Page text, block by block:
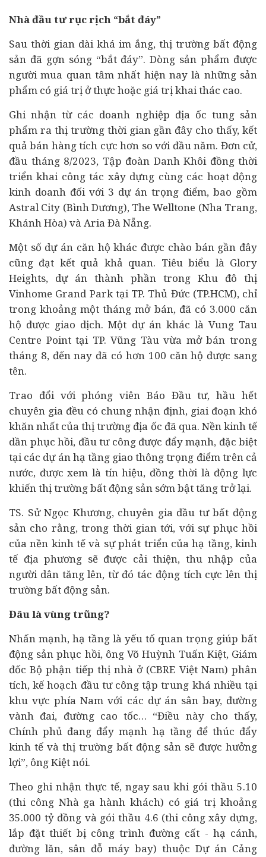
Nhàđầu tưrục rịch “bắt đáy”
Sau thời gian dài khá im ắng, thị trường bất động
sản đã gợn sóng “bắt đáy”. Dòng sản phẩm được
người mua quan tâm nhất hiện nay là những sản
phẩm có giá trị ở thực hoặc giá trị khai thác cao.
Ghi nhận từ các doanh nghiệp địa ốc tung sản
phẩm ra thị trường thời gian gần đây cho thấy, kết
quả bán hàng tích cực hơn so với đầu năm. Đơn cử,
đầu tháng 8/2023, Tập đoàn Danh Khôi đồng thời
triển khai công tác xây dựng cùng các hoạt động
kinh doanh đối với 3 dự án trọng điểm, bao gồm
Astral City (Bình Dương), The Welltone (Nha Trang,
Khánh Hòa) và Aria Đà Nẵng.
Một số dự án căn hộ khác được chào bán gần đây
cũng đạt kết quả khả quan. Tiêu biểu là Glory
Heights, dự án thành phần trong Khu đô thị
Vinhome Grand Park tại TP. Thủ Đức (TP.HCM), chỉ
trong khoảng một tháng mở bán, đã có 3.000 căn
hộ được giao dịch. Một dự án khác là Vung Tau
Centre Point tại TP. Vũng Tàu vừa mở bán trong
tháng 8, đến nay đã có hơn 100 căn hộ được sang
tên.
Trao đổi với phóng viên Báo Đầu tư, hầu hết
chuyên gia đều có chung nhận định, giai đoạn khó
khăn nhất của thị trường địa ốc đã qua. Nềnkinh tế
dần phục hồi, đầu tư công được đẩy mạnh, đặc biệt
tại các dự án hạ tầng giao thông trọng điểm trên cả
nước, được xem là tín hiệu, đồng thời là động lực
khiến thị trường bất động sản sớm bật tăng trở lại.
TS. Sử Ngọc Khương, chuyên gia đầu tư bất động
sản cho rằng, trong thời gian tới, với sự phục hồi
của nền kinh tế và sự phát triển của hạ tầng, kinh
tế địa phương sẽ được cải thiện, thu nhập của
người dân tăng lên, từ đó tác động tích cực lên thị
trường bất động sản.
Đâu là vùng trũng?
Nhấn mạnh, hạ tầng là yếu tố quan trọng giúp bất
động sản phục hồi, ông Võ Huỳnh Tuấn Kiệt, Giám
đốc Bộ phận tiếp thị nhà ở (CBRE Việt Nam) phân
tích, kế hoạch đầu tư công tập trung khá nhiều tại
khu vực phía Nam với các dự án sân bay, đường
vành đai, đường cao tốc… “Điều này cho thấy,
Chính phủ đang đẩy mạnh hạ tầng để thúc đẩy
kinh tế và thị trường bất động sản sẽ được hưởng
lợi”, ông Kiệt nói.
Theo ghi nhận thực tế, ngay sau khi gói thầu 5.10
(thi công Nhà ga hành khách) có giá trị khoảng
35.000 tỷ đồng và gói thầu 4.6 (thi công xây dựng,
lắp đặt thiết bị công trình đường cất - hạ cánh,
đường lăn, sân đỗ máy bay) thuộc Dự án Cảng